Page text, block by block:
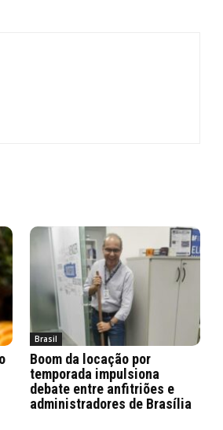
Brasil
Boom da locação por
temporada impulsiona
debate entre anfitriões e
administradores de Brasília